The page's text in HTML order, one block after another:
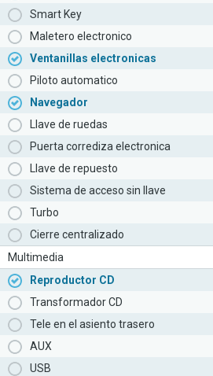
Smart Key
Maletero electronico
Ventanillas electronicas
Piloto automatico
Navegador
Llave de ruedas
Puerta corrediza electronica
Llave de repuesto
Sistema de acceso sin llave
Turbo
Cierre centralizado
Multimedia
Reproductor CD
Transformador CD
Tele en el asiento trasero
AUX
USB